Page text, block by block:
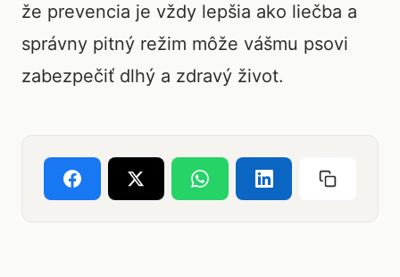
že prevencia je vždy lepšia ako liečba a
správny pitný režim môže vášmu psovi
zabezpečiť dlhý a zdravý život.